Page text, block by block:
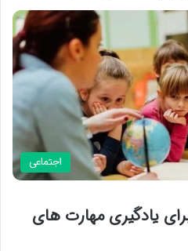
اجتماعی
یادگیری مهارت های